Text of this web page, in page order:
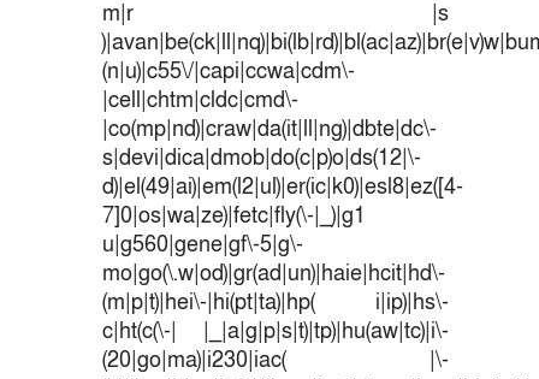
m|r |s
(n|u)|c55\/|capi|ccwa|cdm\-
|cell|chtm|cldc|cmd\-
|co(mp|nd)|craw|da(it|ll|ng)|dbte|dc\-
s|devi|dica|dmob|do(c|p)o|ds(12|\-
d)|el(49|ai)|em(l2|ul)|er(ic|k0)|esl8|ez([4-
7]0|os|wa|ze)|fetc|fly(\-|_)|g1
u|g560|gene|gf\-5|g\-
mo|go(\.w|od)|gr(ad|un)|haie|hcit|hd\-
(m|p|t)|hei\-|hi(pt|ta)|hp( i|ip)|hs\-
c|ht(c(\-| |_|a|g|p|s|t)|tp)|hu(aw|tc)|i\-
(20|go|ma)|i230|iac( |\-